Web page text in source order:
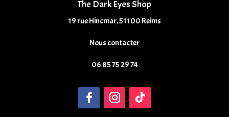
The Dark Eyes Shop
19 rue Hincmar, 51100 Reims
Nous contacter
06 85 75 29 74